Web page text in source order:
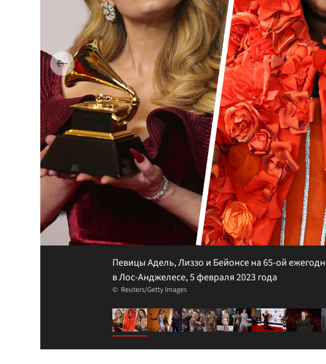
Певицы Адель, Лиззо и Бейонсе на 65-ой
в Лос-Анджелесе, 5 февраля 2023 года
Reuters/Getty Images